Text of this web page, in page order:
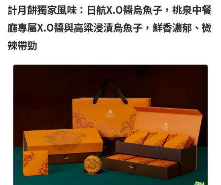
計月餅獨家風味：日航X.O醬烏魚子，桃泉中餐
廳專屬X.O醬與高粱浸漬烏魚子，鮮香濃郁、微
辣帶勁